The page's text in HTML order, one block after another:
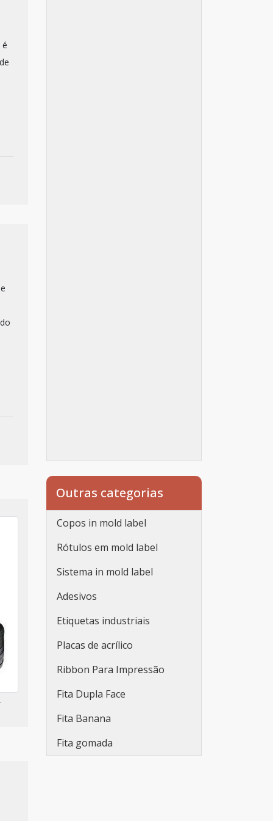
Outras categorias
Copos in mold label
Rótulos em mold label
Sistema in mold label
Adesivos
Etiquetas industriais
Placas de acrílico
Ribbon Para Impressão
Fita Dupla Face
Fita Banana
Fita gomada